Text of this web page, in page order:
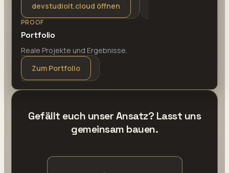
devstudioit.cloud öffnen
PROOF
Portfolio
Reale Projekte und Ergebnisse.
Zum Portfolio
Gefällt euch unser Ansatz? Lasst uns
gemeinsam bauen.